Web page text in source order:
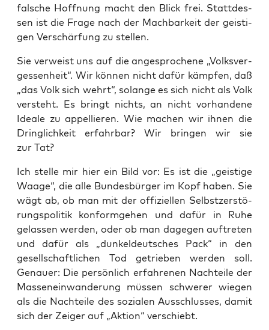
fal­sche Hoff­nung macht den Blick frei. Statt­des­
sen ist die Fra­ge nach der Mach­bar­keit der geis­ti­
gen Ver­schär­fung zu stellen.
Sie ver­weist uns auf die ange­spro­che­ne „Volks­ver­
ges­sen­heit“. Wir kön­nen nicht dafür kämp­fen, daß
„das Volk sich wehrt“, solan­ge es sich nicht als Volk
ver­steht. Es bringt nichts, an nicht vor­han­de­ne
Idea­le zu appel­lie­ren. Wie machen wir ihnen die
Dring­lich­keit erfahr­bar? Wir brin­gen wir sie
zur Tat?
Ich stel­le mir hier ein Bild vor: Es ist die „geis­ti­ge
Waa­ge“, die alle Bun­des­bür­ger im Kopf haben. Sie
wägt ab, ob man mit der offi­zi­el­len Selbst­zer­stö­
rungs­po­li­tik kon­form­ge­hen und dafür in Ruhe
gelas­sen wer­den, oder ob man dage­gen auf­tre­ten
und dafür als „dun­kel­deut­sches Pack“ in den
gesell­schaft­li­chen Tod getrie­ben wer­den soll.
Genau­er: Die per­sön­lich erfah­re­nen Nach­tei­le der
Mas­sen­ein­wan­de­rung müs­sen schwe­rer wie­gen
als die Nach­tei­le des sozia­len Aus­schlus­ses, damit
sich der Zei­ger auf „Akti­on“ verschiebt.